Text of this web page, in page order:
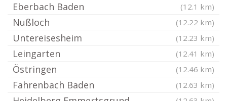
Eberbach Baden (12.1 km)
Nußloch (12.22 km)
Untereisesheim (12.23 km)
Leingarten (12.41 km)
Östringen (12.46 km)
Fahrenbach Baden (12.63 km)